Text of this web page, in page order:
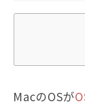
日:
最
MacのOSが